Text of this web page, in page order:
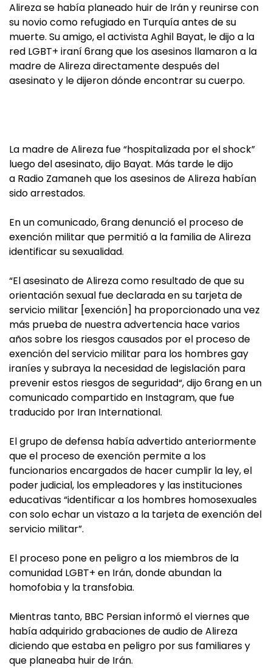
Alireza se había planeado huir de Irán y reunirse con
su novio como refugiado en Turquía antes de su
muerte. Su amigo, el activista Aghil Bayat, le dijo a la
red LGBT+ iraní 6rang que los asesinos llamaron a la
madre de Alireza directamente después del
asesinato y le dijeron dónde encontrar su cuerpo.
La madre de Alireza fue “hospitalizada por el shock”
luego del asesinato, dijo Bayat. Más tarde le dijo
a Radio Zamaneh que los asesinos de Alireza habían
sido arrestados.
En un comunicado, 6rang denunció el proceso de
exención militar que permitió a la familia de Alireza
identificar su sexualidad.
“El asesinato de Alireza como resultado de que su
orientación sexual fue declarada en su tarjeta de
servicio militar [exención] ha proporcionado una vez
más prueba de nuestra advertencia hace varios
años sobre los riesgos causados por el proceso de
exención del servicio militar para los hombres gay
iraníes y subraya la necesidad de legislación para
prevenir estos riesgos de seguridad“, dijo 6rang en un
comunicado compartido en Instagram, que fue
traducido por Iran International.
El grupo de defensa había advertido anteriormente
que el proceso de exención permite a los
funcionarios encargados de hacer cumplir la ley, el
poder judicial, los empleadores y las instituciones
educativas “identificar a los hombres homosexuales
con solo echar un vistazo a la tarjeta de exención del
servicio militar”.
El proceso pone en peligro a los miembros de la
comunidad LGBT+ en Irán, donde abundan la
homofobia y la transfobia.
Mientras tanto, BBC Persian informó el viernes que
había adquirido grabaciones de audio de Alireza
diciendo que estaba en peligro por sus familiares y
que planeaba huir de Irán.